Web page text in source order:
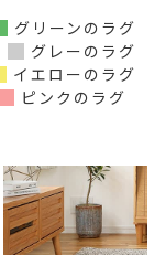
グリーンのラグ
グレーのラグ
イエローのラグ
ピンクのラグ